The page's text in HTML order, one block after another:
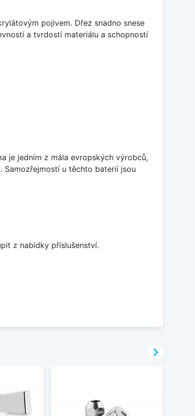
pojivem. Dřez snadno snese
a tvrdostí materiálu a schopností
je jedním z mála evropských výrobců,
Samozřejmostí u těchto baterií jsou
z nabídky příslušenství.
